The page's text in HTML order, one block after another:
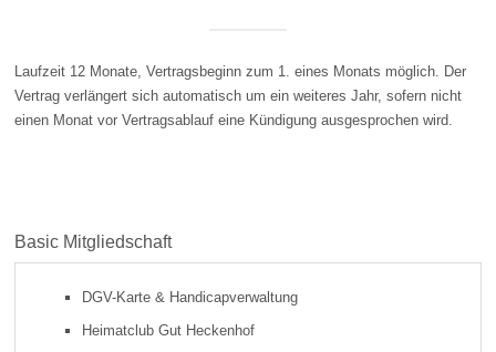
Laufzeit 12 Monate, Vertragsbeginn zum 1. eines Monats möglich. Der
Vertrag verlängert sich automatisch um ein weiteres Jahr, sofern nicht
einen Monat vor Vertragsablauf eine Kündigung ausgesprochen wird.
Basic Mitgliedschaft
DGV-Karte & Handicapverwaltung
Heimatclub Gut Heckenhof